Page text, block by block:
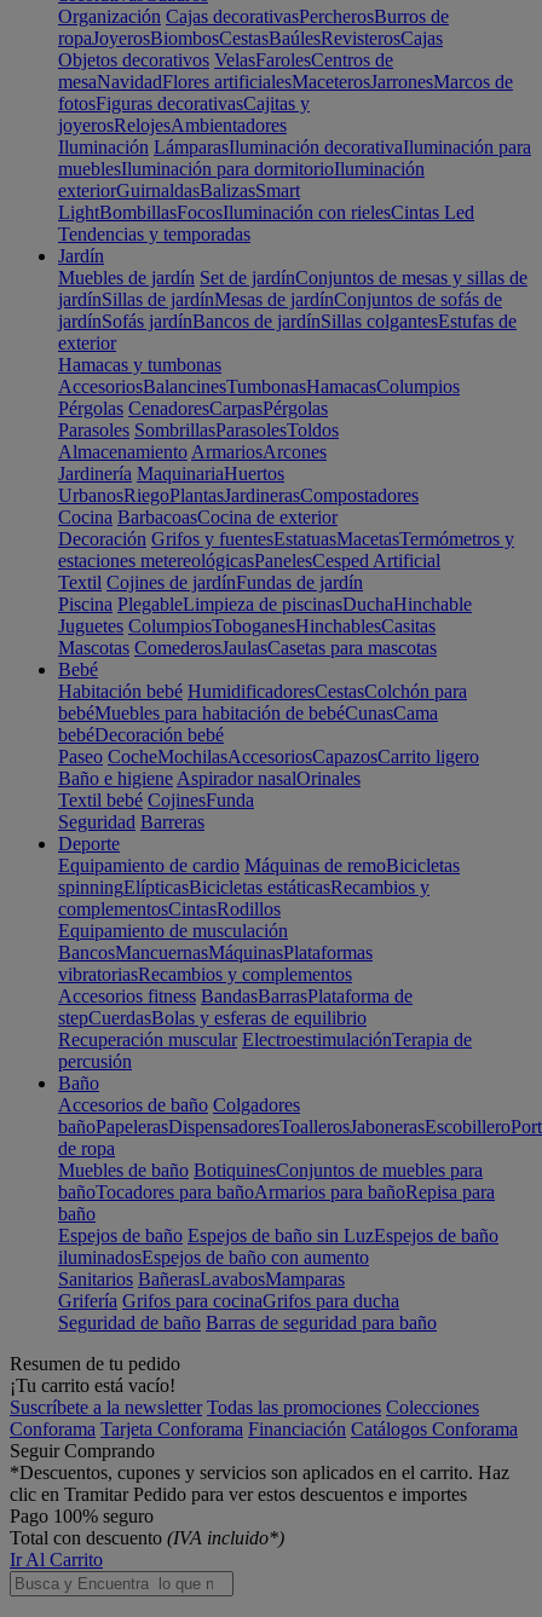
Organización Cajas decorativasPercherosBurros de
ropaJoyerosBiombosCestasBaúlesRevisterosCajas
Objetos decorativos VelasFarolesCentros de
mesaNavidadFlores artificialesMaceterosJarronesMarcos de
fotosFiguras decorativasCajitas y
joyerosRelojesAmbientadores
Iluminación LámparasIluminación decorativaIluminación para
mueblesIluminación para dormitorioIluminación
exteriorGuirnaldasBalizasSmart
LightBombillasFocosIluminación con rielesCintas Led
Tendencias y temporadas
Jardín
Muebles de jardín Set de jardínConjuntos de mesas y sillas de
jardínSillas de jardínMesas de jardínConjuntos de sofás de
jardínSofás jardínBancos de jardínSillas colgantesEstufas de
exterior
Hamacas y tumbonas
AccesoriosBalancinesTumbonasHamacasColumpios
Pérgolas CenadoresCarpasPérgolas
Parasoles SombrillasParasolesToldos
Almacenamiento ArmariosArcones
Jardinería MaquinariaHuertos
UrbanosRiegoPlantasJardinerasCompostadores
Cocina BarbacoasCocina de exterior
Decoración Grifos y fuentesEstatuasMacetasTermómetros y
estaciones metereológicasPanelesCesped Artificial
Textil Cojines de jardínFundas de jardín
Piscina PlegableLimpieza de piscinasDuchaHinchable
Juguetes ColumpiosToboganesHinchablesCasitas
Mascotas ComederosJaulasCasetas para mascotas
Bebé
Habitación bebé HumidificadoresCestasColchón para
bebéMuebles para habitación de bebéCunasCama
bebéDecoración bebé
Paseo CocheMochilasAccesoriosCapazosCarrito ligero
Baño e higiene Aspirador nasalOrinales
Textil bebé CojinesFunda
Seguridad Barreras
Deporte
Equipamiento de cardio Máquinas de remoBicicletas
spinningElípticasBicicletas estáticasRecambios y
complementosCintasRodillos
Equipamiento de musculación
BancosMancuernasMáquinasPlataformas
vibratoriasRecambios y complementos
Accesorios fitness BandasBarrasPlataforma de
stepCuerdasBolas y esferas de equilibrio
Recuperación muscular ElectroestimulaciónTerapia de
percusión
Baño
Accesorios de baño Colgadores
bañoPapelerasDispensadoresToallerosJabonerasEscobillero
de ropa
Muebles de baño BotiquinesConjuntos de muebles para
bañoTocadores para bañoArmarios para bañoRepisa para
baño
Espejos de baño Espejos de baño sin LuzEspejos de baño
iluminadosEspejos de baño con aumento
Sanitarios BañerasLavabosMamparas
Grifería Grifos para cocinaGrifos para ducha
Seguridad de baño Barras de seguridad para baño
Resumen de tu pedido
¡Tu carrito está vacío!
Suscríbete a la newsletter Todas las promociones Colecciones
Conforama Tarjeta Conforama Financiación Catálogos Conforama
Seguir Comprando
*Descuentos, cupones y servicios son aplicados en el carrito. Haz
clic en Tramitar Pedido para ver estos descuentos e importes
Pago 100% seguro
Total con descuento (IVA incluido*)
Ir Al Carrito